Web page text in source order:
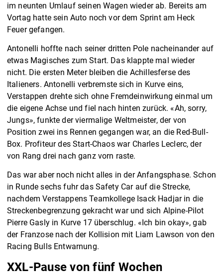
im neunten Umlauf seinen Wagen wieder ab. Bereits am
Vortag hatte sein Auto noch vor dem Sprint am Heck
Feuer gefangen.
Antonelli hoffte nach seiner dritten Pole nacheinander auf
etwas Magisches zum Start. Das klappte mal wieder
nicht. Die ersten Meter bleiben die Achillesferse des
Italieners. Antonelli verbremste sich in Kurve eins,
Verstappen drehte sich ohne Fremdeinwirkung einmal um
die eigene Achse und fiel nach hinten zurück. «Ah, sorry,
Jungs», funkte der viermalige Weltmeister, der von
Position zwei ins Rennen gegangen war, an die Red-Bull-
Box. Profiteur des Start-Chaos war Charles Leclerc, der
von Rang drei nach ganz vorn raste.
Das war aber noch nicht alles in der Anfangsphase. Schon
in Runde sechs fuhr das Safety Car auf die Strecke,
nachdem Verstappens Teamkollege Isack Hadjar in die
Streckenbegrenzung gekracht war und sich Alpine-Pilot
Pierre Gasly in Kurve 17 überschlug. «Ich bin okay», gab
der Franzose nach der Kollision mit Liam Lawson von den
Racing Bulls Entwarnung.
XXL-Pause von fünf Wochen